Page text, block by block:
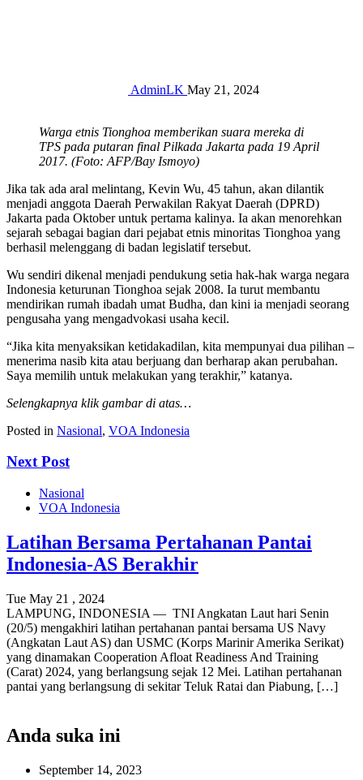
AdminLK May 21, 2024
Warga etnis Tionghoa memberikan suara mereka di
TPS pada putaran final Pilkada Jakarta pada 19 April
2017. (Foto: AFP/Bay Ismoyo)
Jika tak ada aral melintang, Kevin Wu, 45 tahun, akan dilantik
menjadi anggota Daerah Perwakilan Rakyat Daerah (DPRD)
Jakarta pada Oktober untuk pertama kalinya. Ia akan menorehkan
sejarah sebagai bagian dari pejabat etnis minoritas Tionghoa yang
berhasil melenggang di badan legislatif tersebut.
Wu sendiri dikenal menjadi pendukung setia hak-hak warga negara
Indonesia keturunan Tionghoa sejak 2008. Ia turut membantu
mendirikan rumah ibadah umat Budha, dan kini ia menjadi seorang
pengusaha yang mengadvokasi usaha kecil.
“Jika kita menyaksikan ketidakadilan, kita mempunyai dua pilihan –
menerima nasib kita atau berjuang dan berharap akan perubahan.
Saya memilih untuk melakukan yang terakhir,” katanya.
Selengkapnya klik gambar di atas…
Posted in Nasional, VOA Indonesia
Next Post
Nasional
VOA Indonesia
Latihan Bersama Pertahanan Pantai
Indonesia-AS Berakhir
Tue May 21 , 2024
LAMPUNG, INDONESIA — TNI Angkatan Laut hari Senin
(20/5) mengakhiri latihan pertahanan pantai bersama US Navy
(Angkatan Laut AS) dan USMC (Korps Marinir Amerika Serikat)
yang dinamakan Cooperation Afloat Readiness And Training
(Carat) 2024, yang berlangsung sejak 12 Mei. Latihan pertahanan
pantai yang berlangsung di sekitar Teluk Ratai dan Piabung, […]
Anda suka ini
September 14, 2023